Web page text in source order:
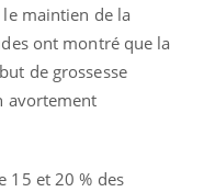
maintien de la
ont montré que la
de grossesse
avortement
15 et 20 % des